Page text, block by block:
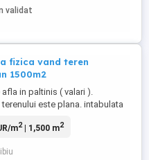
validat
fizica vand teren
1500m2
afla in paltinis ( valari ).
este plana. intabulata
spre paltinis , drum de
toata ziua.tereunul este
m2| 1,500 m2